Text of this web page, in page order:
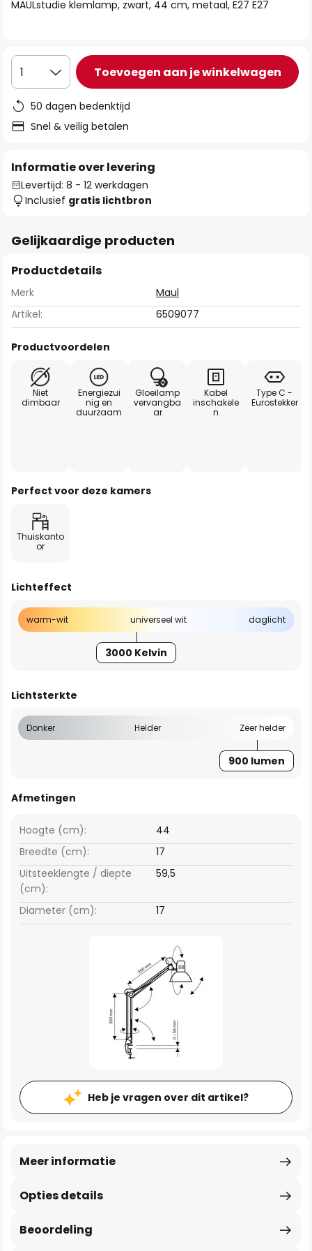
gallerij
MAULstudie klemlamp, zwart, 44 cm, metaal, E27 E27
1 Toevoegen aan je winkelwagen
50 dagen bedenktijd
Snel & veilig betalen
Informatie over levering
Levertijd: 8 - 12 werkdagen
Inclusief gratis lichtbron
Gelijkaardige producten
Productdetails
Merk
Maul
Artikel:
6509077
Productvoordelen
Niet
dimbaar
Energiezui
nig en
duurzaam
Gloeilamp
vervangba
ar
Kabel
inschakele
n
Type C -
Eurostekker
Perfect voor deze kamers
Thuiskanto
or
Lichteffect
warm-wit universeel wit daglicht
3000 Kelvin
Lichtsterkte
Donker Helder Zeer helder
900 lumen
Afmetingen
Breedte (cm): 17
Hoogte (cm): 44
Uitsteeklengte / diepte
(cm):
59,5
Diameter (cm): 17
Heb je vragen over dit artikel?
Opties details
Meer informatie
Beoordeling